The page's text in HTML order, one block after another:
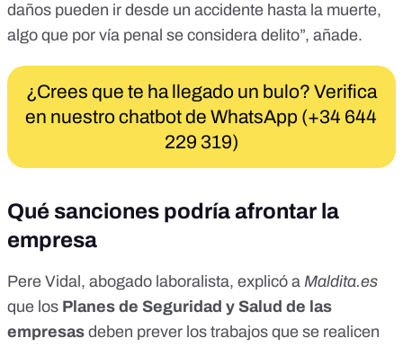
daños pueden ir desde un accidente hasta la muerte,
algo que por vía penal se considera delito”, añade.
¿Crees que te ha llegado un bulo? Verifica
en nuestro chatbot de WhatsApp (+34 644
229 319)
Qué sanciones podría afrontar la
empresa
Pere Vidal, abogado laboralista, explicó a Maldita.es
que los Planes de Seguridad y Salud de las
empresas deben prever los trabajos que se realicen